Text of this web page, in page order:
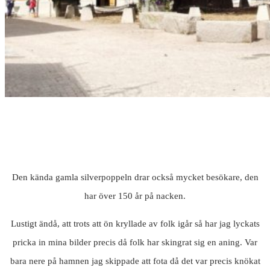
Den kända gamla silverpoppeln drar också mycket besökare, den
har över 150 år på nacken.
Lustigt ändå, att trots att ön kryllade av folk igår så har jag lyckats
pricka in mina bilder precis då folk har skingrat sig en aning. Var
bara nere på hamnen jag skippade att fota då det var precis knökat